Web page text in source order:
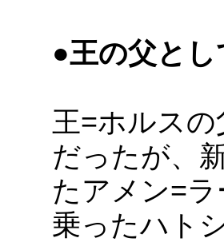
●王の父とし
王=ホルス
だったが、
たアメン=
乗ったハト